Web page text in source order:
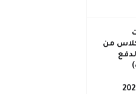
من
فيلار 2022